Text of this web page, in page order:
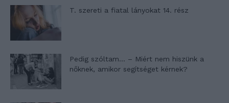
T. szereti a fiatal lányokat 14. rész
Pedig szóltam… – Miért nem hiszünk a
nőknek, amikor segítséget kérnek?